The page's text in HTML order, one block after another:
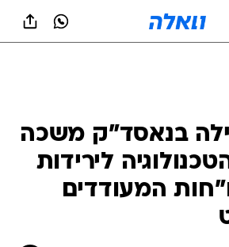
בנאסד"ק משכה
לירידות
המעודדים